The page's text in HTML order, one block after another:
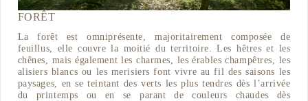
FORÊT
La forêt est omniprésente, majoritairement composée de
feuillus, elle couvre la moitié du territoire. Les hêtres et les
chênes, mais également les charmes, les érables champêtres, les
alisiers blancs ou les merisiers font vivre au fil des saisons les
paysages, en se teintant des verts les plus tendres dès l’arrivée
du printemps ou en se parant de couleurs chaudes dès